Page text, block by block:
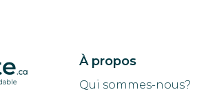
À propos
Qui sommes-nous?